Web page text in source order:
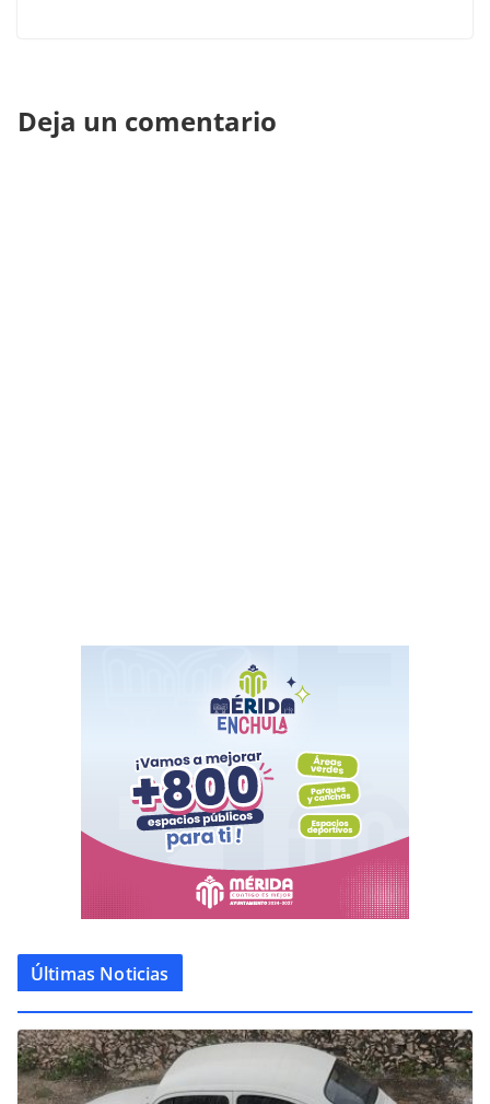
Deja un comentario
Últimas Noticias